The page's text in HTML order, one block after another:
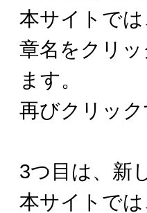
本サイトでは
章名をクリ
ます。
再びクリッ
3つ目は、新
本サイトでは